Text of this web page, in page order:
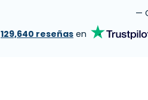
—
129,640 reseñas en